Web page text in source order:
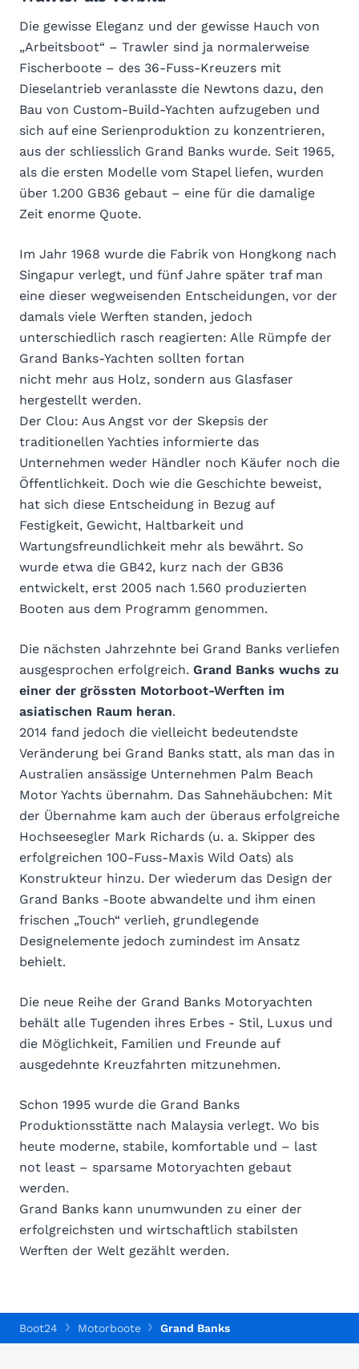
Die gewisse Eleganz und der gewisse Hauch von
„Arbeitsboot“ – Trawler sind ja normalerweise
Fischerboote – des 36-Fuss-Kreuzers mit
Dieselantrieb veranlasste die Newtons dazu, den
Bau von Custom-Build-Yachten aufzugeben und
sich auf eine Serienproduktion zu konzentrieren,
aus der schliesslich Grand Banks wurde. Seit 1965,
als die ersten Modelle vom Stapel liefen, wurden
über 1.200 GB36 gebaut – eine für die damalige
Zeit enorme Quote.
Im Jahr 1968 wurde die Fabrik von Hongkong nach
Singapur verlegt, und fünf Jahre später traf man
eine dieser wegweisenden Entscheidungen, vor der
damals viele Werften standen, jedoch
unterschiedlich rasch reagierten: Alle Rümpfe der
Grand Banks-Yachten sollten fortan
nicht mehr aus Holz, sondern aus Glasfaser
hergestellt werden.
Der Clou: Aus Angst vor der Skepsis der
traditionellen Yachties informierte das
Unternehmen weder Händler noch Käufer noch die
Öffentlichkeit. Doch wie die Geschichte beweist,
hat sich diese Entscheidung in Bezug auf
Festigkeit, Gewicht, Haltbarkeit und
Wartungsfreundlichkeit mehr als bewährt. So
wurde etwa die GB42, kurz nach der GB36
entwickelt, erst 2005 nach 1.560 produzierten
Booten aus dem Programm genommen.
Die nächsten Jahrzehnte bei Grand Banks verliefen
ausgesprochen erfolgreich. Grand Banks wuchs zu
einer der grössten Motorboot-Werften im
asiatischen Raum heran.
2014 fand jedoch die vielleicht bedeutendste
Veränderung bei Grand Banks statt, als man das in
Australien ansässige Unternehmen Palm Beach
Motor Yachts übernahm. Das Sahnehäubchen: Mit
der Übernahme kam auch der überaus erfolgreiche
Hochseesegler Mark Richards (u. a. Skipper des
erfolgreichen 100-Fuss-Maxis Wild Oats) als
Konstrukteur hinzu. Der wiederum das Design der
Grand Banks -Boote abwandelte und ihm einen
frischen „Touch“ verlieh, grundlegende
Designelemente jedoch zumindest im Ansatz
behielt.
Die neue Reihe der Grand Banks Motoryachten
behält alle Tugenden ihres Erbes - Stil, Luxus und
die Möglichkeit, Familien und Freunde auf
ausgedehnte Kreuzfahrten mitzunehmen.
Schon 1995 wurde die Grand Banks
Produktionsstätte nach Malaysia verlegt. Wo bis
heute moderne, stabile, komfortable und – last
not least – sparsame Motoryachten gebaut
werden.
Grand Banks kann unumwunden zu einer der
erfolgreichsten und wirtschaftlich stabilsten
Werften der Welt gezählt werden.
Boot24 Motorboote Grand Banks